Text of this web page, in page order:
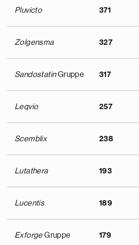
Pluvicto 371
Zolgensma 327
SandostatinGruppe 317
Leqvio 257
Scemblix 238
Lutathera 193
Lucentis 189
ExforgeGruppe 179